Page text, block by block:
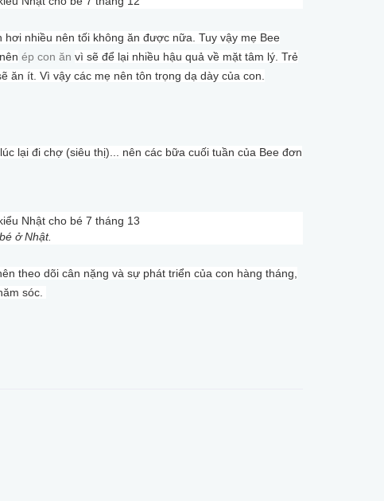
nhiều nên tối không ăn được nữa. Tuy vậy mẹ Bee
ép con ăn vì sẽ để lại nhiều hậu quả về mặt tâm lý. Trẻ
ít. Vì vậy các mẹ nên tôn trọng dạ dày của con.
lại đi chợ (siêu thị)... nên các bữa cuối tuần của Bee đơn
ở Nhật.
theo dõi cân nặng và sự phát triển của con hàng tháng,
sóc.